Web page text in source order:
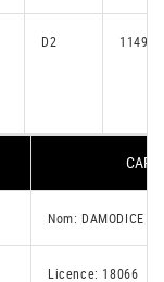
D2 11495
Nom: DAMODICE
Licence: 18066